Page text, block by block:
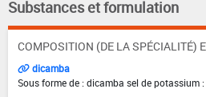
Substances et formulation
COMPOSITION (DE LA SPÉCIALITÉ)
dicamba
Sous forme de : dicamba sel de potassium :